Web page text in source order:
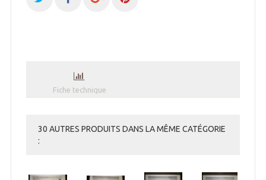
Fiche technique
30 AUTRES PRODUITS DANS LA MÊME CATÉGORIE
: